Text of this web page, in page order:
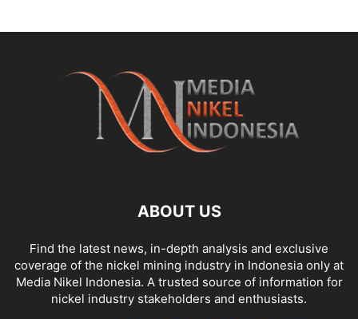
ABOUT US
Find the latest news, in-depth analysis and exclusive
coverage of the nickel mining industry in Indonesia only at
Media Nikel Indonesia. A trusted source of information for
nickel industry stakeholders and enthusiasts.